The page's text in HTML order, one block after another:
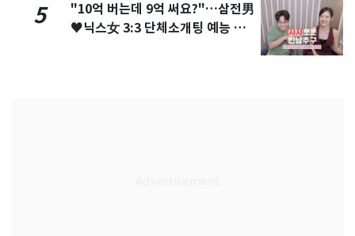
5
"10억 버는데 9억 써요?"…삼전男
♥닉스女 3:3 단체소개팅 예능 화